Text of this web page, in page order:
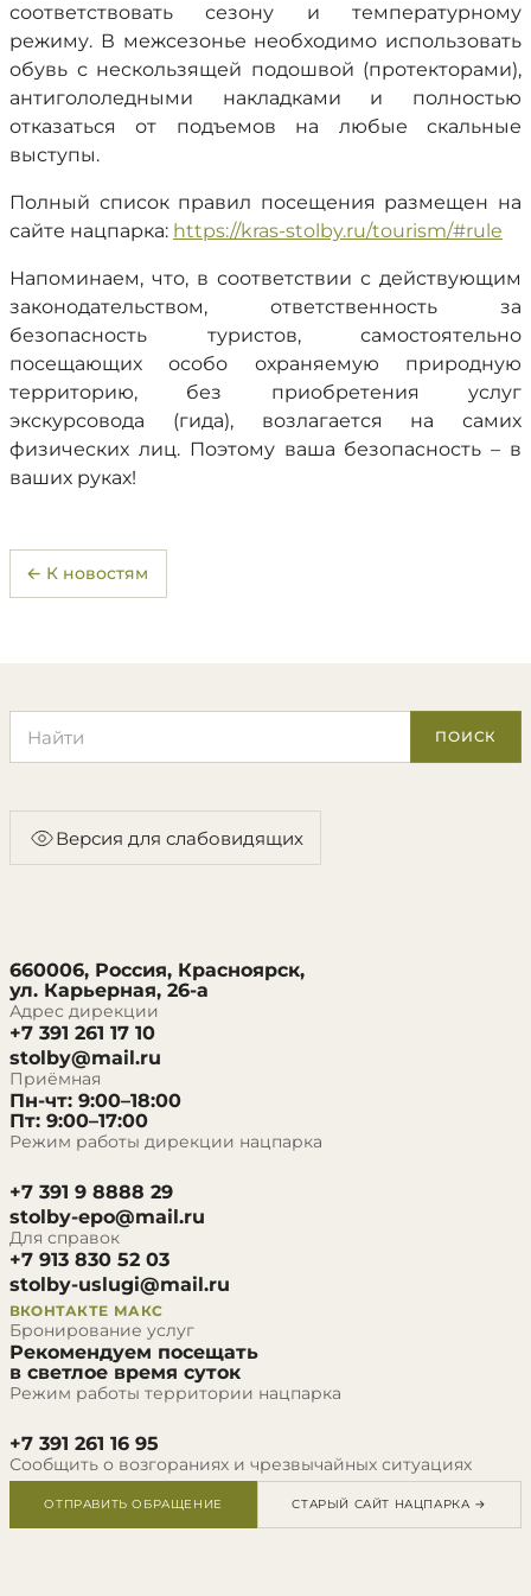
соответствовать сезону и температурному
режиму. В межсезонье необходимо использовать
обувь с нескользящей подошвой (протекторами),
антигололедными накладками и полностью
отказаться от подъемов на любые скальные
выступы.
Полный список правил посещения размещен на
сайте нацпарка: https://kras-stolby.ru/tourism/#rule
Напоминаем, что, в соответствии с действующим
законодательством, ответственность за
безопасность туристов, самостоятельно
посещающих особо охраняемую природную
территорию, без приобретения услуг
экскурсовода (гида), возлагается на самих
физических лиц. Поэтому ваша безопасность – в
ваших руках!
← К новостям
ПОИСК
Версия для слабовидящих
660006, Россия, Красноярск,
ул. Карьерная, 26-а
Адрес дирекции
+7 391 261 17 10
stolby@mail.ru
Приёмная
Пн-чт: 9:00–18:00
Пт: 9:00–17:00
Режим работы дирекции нацпарка
+7 391 9 8888 29
stolby-epo@mail.ru
Для справок
+7 913 830 52 03
stolby-uslugi@mail.ru
ВКОНТАКТЕ МАКС
Бронирование услуг
Рекомендуем посещать
в светлое время суток
Режим работы территории нацпарка
+7 391 261 16 95
Сообщить о возгораниях и чрезвычайных ситуациях
ОТПРАВИТЬ ОБРАЩЕНИЕ СТАРЫЙ САЙТ НАЦПАРКА →